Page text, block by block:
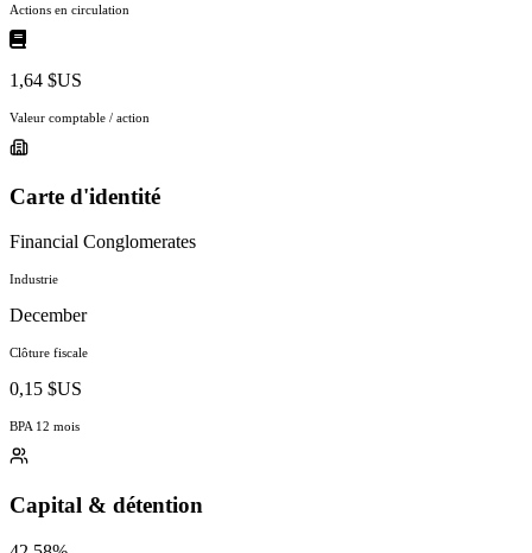
Actions en circulation
1,64 $US
Valeur comptable / action
Carte d'identité
Financial Conglomerates
Industrie
December
Clôture fiscale
0,15 $US
BPA 12 mois
Capital & détention